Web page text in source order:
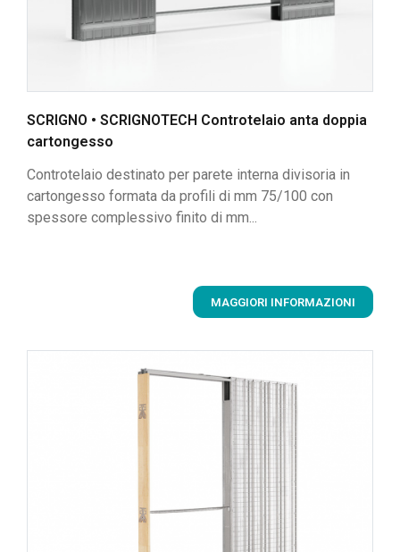
SCRIGNO • SCRIGNOTECH Controtelaio anta doppia
cartongesso
Controtelaio destinato per parete interna divisoria in
cartongesso formata da profili di mm 75/100 con
spessore complessivo finito di mm...
MAGGIORI INFORMAZIONI